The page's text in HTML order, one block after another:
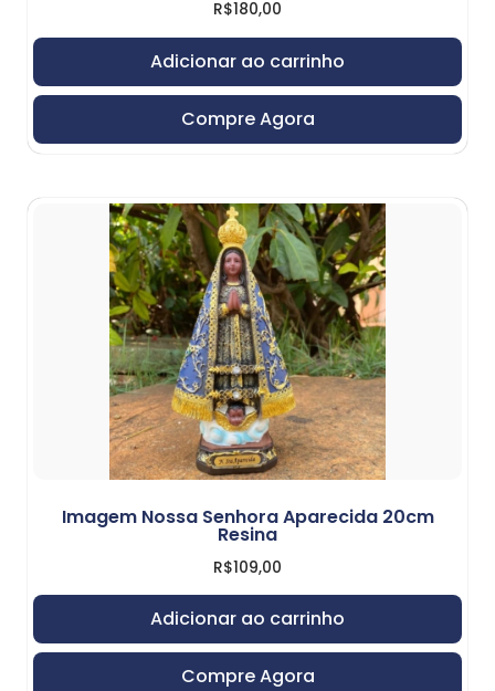
R$180,00
Adicionar ao carrinho
Compre Agora
Imagem Nossa Senhora Aparecida 20cm
Resina
R$109,00
Adicionar ao carrinho
Compre Agora